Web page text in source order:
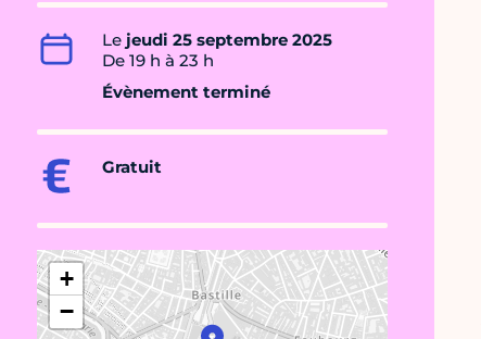
Le jeudi 25 septembre 2025
De 19 h à 23 h
Évènement terminé
Gratuit
+
−